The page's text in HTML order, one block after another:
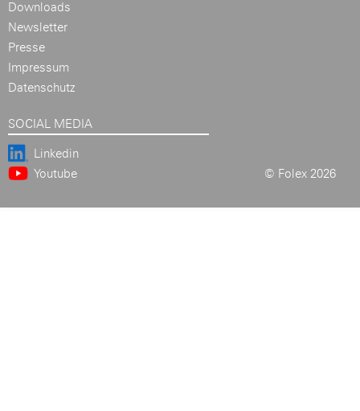
Downloads
Newsletter
Presse
Impressum
Datenschutz
SOCIAL MEDIA
Linkedin
Youtube
© Folex 2026